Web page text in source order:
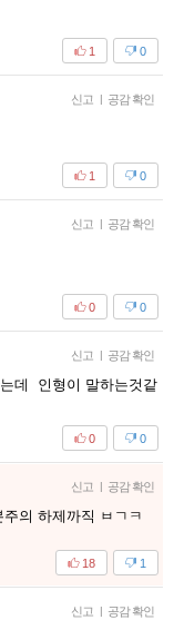
0
1
신고 | 공감 확인
0
1
신고 | 공감 확인
0
0
신고 | 공감 확인
데 인형이 말하는것같
0
0
신고 | 공감 확인
의 하제까직 ㅂㄱㅋ
1
18
신고 | 공감 확인